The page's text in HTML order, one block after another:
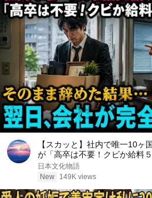
【スカッと】社内で唯一10ヶ
が「高卒は不要！クビか給料
た。そのまま辞めた結果
日本文化物語
New
149K views